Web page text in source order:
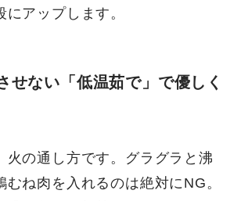
アップします。
せない「低温茹で」で優しく
火の通し方です。グラグラと沸
むね肉を入れるのは絶対にNG。